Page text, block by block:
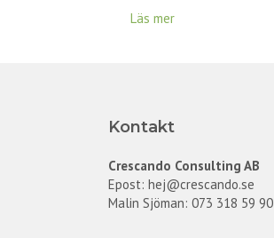
Läs mer
Kontakt
Crescando Consulting AB
Epost: hej@crescando.se
Malin Sjöman: 073 318 59 90